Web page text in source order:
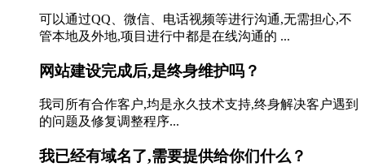
可以通过QQ、微信、电话视频等进行沟通,无需担心,不
管本地及外地,项目进行中都是在线沟通的 ...
网站建设完成后,是终身维护吗？
我司所有合作客户,均是永久技术支持,终身解决客户遇到
的问题及修复调整程序...
我已经有域名了,需要提供给你们什么？